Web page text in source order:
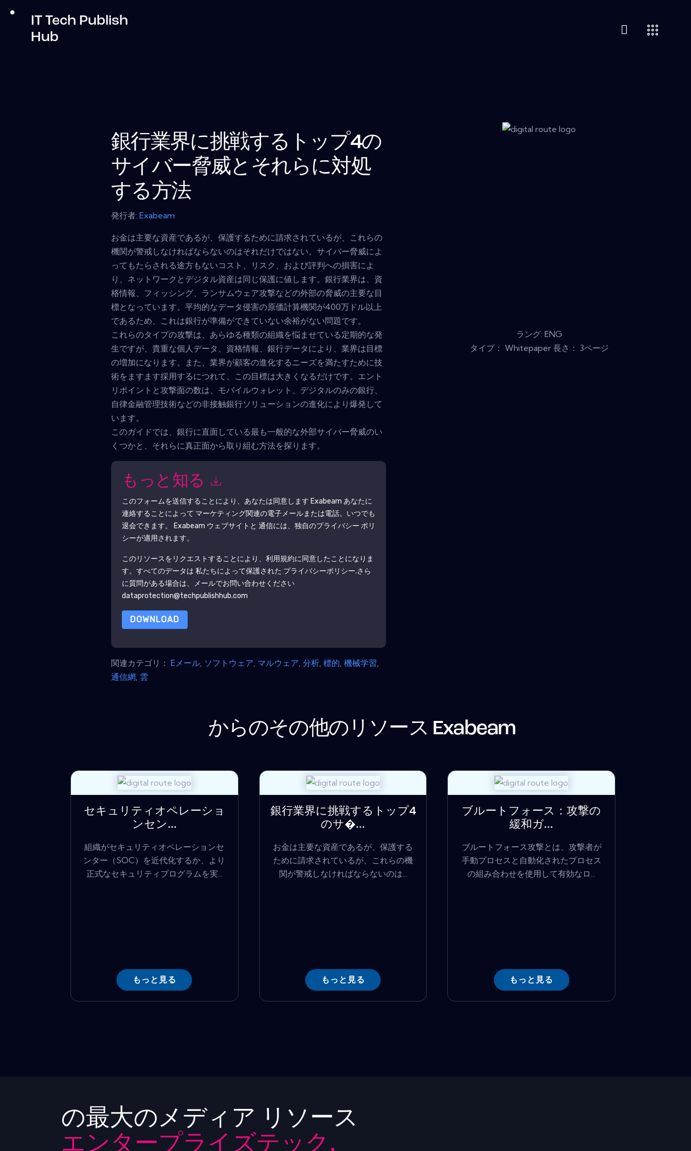
IT Tech Publish
Hub
銀行業界に挑戦するトップ4の
サイバー脅威とそれらに対処
する方法
発行者:Exabeam
お金は主要な資産であるが、保護するために請求されているが、これらの
機関が警戒しなければならないのはそれだけではない。サイバー脅威によ
ってもたらされる途方もないコスト、リスク、および評判への損害によ
り、ネットワークとデジタル資産は同じ保護に値します。銀行業界は、資
格情報、フィッシング、ランサムウェア攻撃などの外部の脅威の主要な目
標となっています。平均的なデータ侵害の原価計算機関が400万ドル以上
であるため、これは銀行が準備ができていない余裕がない問題です。
これらのタイプの攻撃は、あらゆる種類の組織を悩ませている定期的な発
生ですが、貴重な個人データ、資格情報、銀行データにより、業界は目標
の増加になります。また、業界が顧客の進化するニーズを満たすために技
術をますます採用するにつれて、この目標は大きくなるだけです。エント
リポイントと攻撃面の数は、モバイルウォレット、デジタルのみの銀行、
自律金融管理技術などの非接触銀行ソリューションの進化により爆発して
います。
このガイドでは、銀行に直面している最も一般的な外部サイバー脅威のい
くつかと、それらに真正面から取り組む方法を探ります。
もっと知る
このフォームを送信することにより、あなたは同意します Exabeam あなたに
連絡することによって マーケティング関連の電子メールまたは電話。いつでも
退会できます。
Exabeam ウェブサイトと 通信には、独自のプライバシー ポリ
シーが適用されます。
このリソースをリクエストすることにより、利用規約に同意したことになりま
す。すべてのデータは 私たちによって保護された プライバシーポリシー.さら
に質問がある場合は、メールでお問い合わせください
dataprotection@techpublishhub.com
DOWNLOAD
関連カテゴリ：Eメール, ソフトウェア, マルウェア,分析,標的,機械学習,
通信網, 雲
ラング: ENG
タイプ： Whitepaper 長さ： 3ページ
からのその他のリソース Exabeam
セキュリティオペレーショ
ンセン...
組織がセキュリティオペレーションセ
ンター（SOC）を近代化するか、より
正式なセキュリティプログラムを実...
もっと見る
銀行業界に挑戦するトップ4
のサ�...
お金は主要な資産であるが、保護する
ために請求されているが、これらの機
関が警戒しなければならないのは...
もっと見る
ブルートフォース：攻撃の
緩和ガ...
ブルートフォース攻撃とは、攻撃者が
手動プロセスと自動化されたプロセス
の組み合わせを使用して有効なロ...
もっと見る
の最大のメディア リソース
エンタープライズテック.